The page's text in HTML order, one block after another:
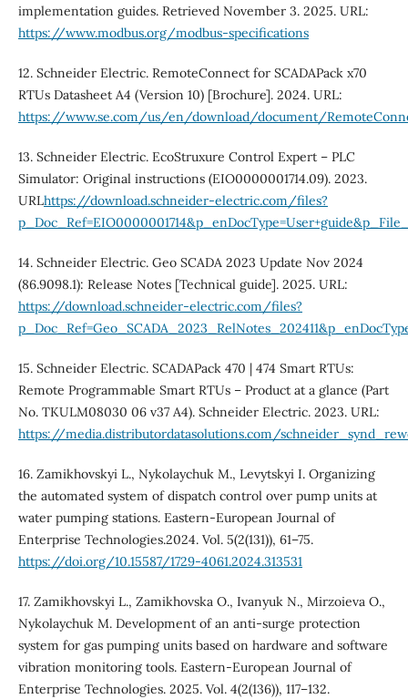
implementation guides. Retrieved November 3. 2025. URL:
https://www.modbus.org/modbus-specifications
12. Schneider Electric. RemoteConnect for SCADAPack x70
RTUs Datasheet A4 (Version 10) [Brochure]. 2024. URL:
https://www.se.com/us/en/download/document/
13. Schneider Electric. EcoStruxure Control Expert – PLC
Simulator: Original instructions (EIO0000001714.09). 2023.
URLhttps://download.schneider-electric.com/files?
14. Schneider Electric. Geo SCADA 2023 Update Nov 2024
(86.9098.1): Release Notes [Technical guide]. 2025. URL:
https://download.schneider-electric.com/files?
15. Schneider Electric. SCADAPack 470 | 474 Smart RTUs:
Remote Programmable Smart RTUs – Product at a glance (Part
No. TKULM08030 06 v37 A4). Schneider Electric. 2023. URL:
https://media.distributordatasolutions.com/
16. Zamikhovskyi L., Nykolaychuk M., Levytskyi I. Organizing
the automated system of dispatch control over pump units at
water pumping stations. Eastern-European Journal of
Enterprise Technologies.2024. Vol. 5(2(131)), 61–75.
https://doi.org/10.15587/1729-4061.2024.313531
17. Zamikhovskyi L., Zamikhovska O., Ivanyuk N., Mirzoieva O.,
Nykolaychuk M. Development of an anti-surge protection
system for gas pumping units based on hardware and software
vibration monitoring tools. Eastern-European Journal of
Enterprise Technologies. 2025. Vol. 4(2(136)), 117–132.